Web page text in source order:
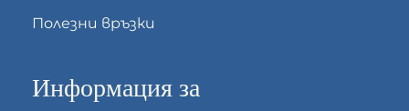
Полезни връзки
Информация за